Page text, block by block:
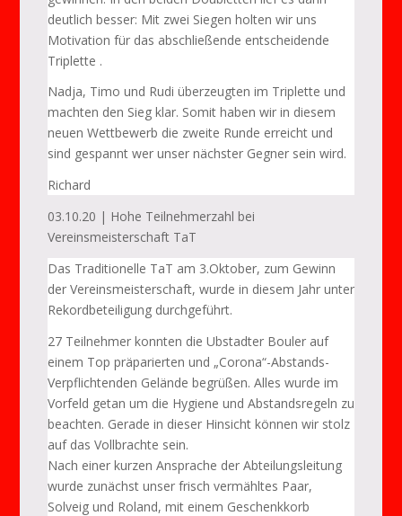
deutlich besser: Mit zwei Siegen holten wir uns
Motivation für das abschließende entscheidende
Triplette .
Nadja, Timo und Rudi überzeugten im Triplette und
machten den Sieg klar. Somit haben wir in diesem
neuen Wettbewerb die zweite Runde erreicht und
sind gespannt wer unser nächster Gegner sein wird.
Richard
03.10.20 | Hohe Teilnehmerzahl bei
Vereinsmeisterschaft TaT
Das Traditionelle TaT am 3.Oktober, zum Gewinn
der Vereinsmeisterschaft, wurde in diesem Jahr unter
Rekordbeteiligung durchgeführt.
27 Teilnehmer konnten die Ubstadter Bouler auf
einem Top präparierten und „Corona“-Abstands-
Verpflichtenden Gelände begrüßen. Alles wurde im
Vorfeld getan um die Hygiene und Abstandsregeln zu
beachten. Gerade in dieser Hinsicht können wir stolz
auf das Vollbrachte sein.
Nach einer kurzen Ansprache der Abteilungsleitung
wurde zunächst unser frisch vermähltes Paar,
Solveig und Roland, mit einem Geschenkkorb